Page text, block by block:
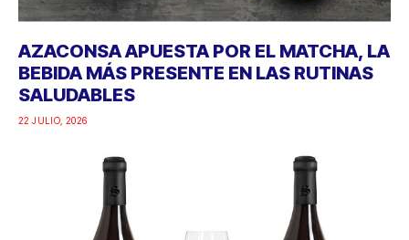
AZACONSA APUESTA POR EL MATCHA, LA
BEBIDA MÁS PRESENTE EN LAS RUTINAS
SALUDABLES
22 JULIO, 2026